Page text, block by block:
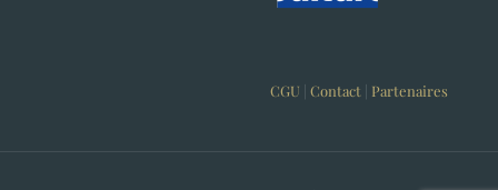
CGU | Contact | Partenaires